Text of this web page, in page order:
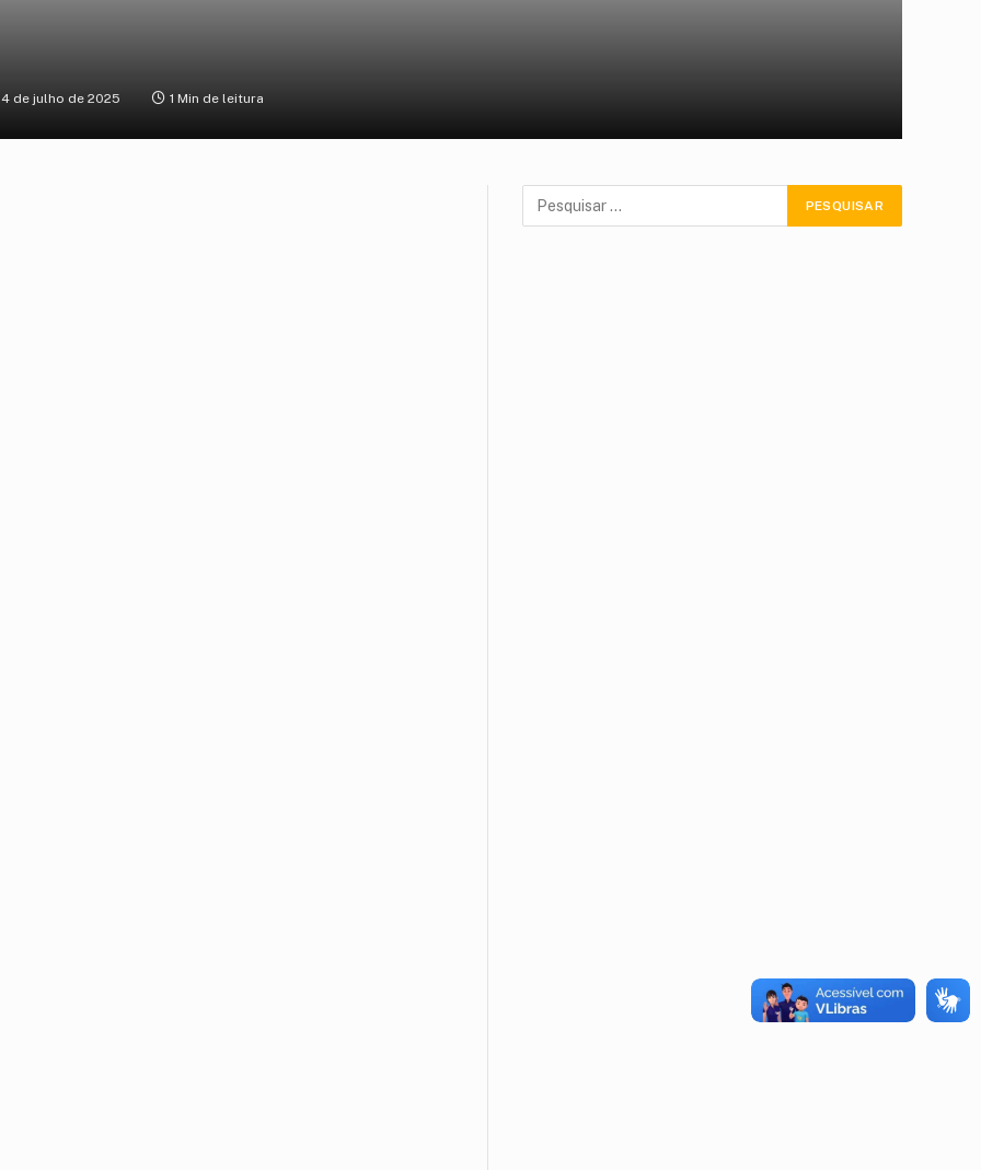
4 de julho de 2025 1 Min de leitura